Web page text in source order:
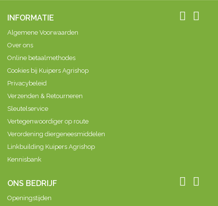
te plaatsen om
zo uw vee te
kunnen...
zo uw vee te
een
te plaatsen om
INFORMATIE  
Algemene Voorwaarden
Over ons
Online betaalmethodes
Cookies bij Kuipers Agrishop
Privacybeleid
Verzenden & Retourneren
Sleutelservice
Vertegenwoordiger op route
Verordening diergeneesmiddelen
Linkbuilding Kuipers Agrishop
Kennisbank
ONS BEDRIJF  
Openingstijden